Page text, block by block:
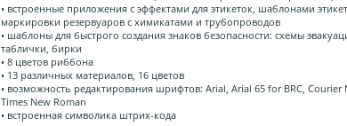
• встроенные приложения с эффектами для этикеток, шаблонами
маркировки резервуаров с химикатами и трубопроводов
• шаблоны для быстрого создания знаков безопасности: схемы
таблички, бирки
• 8 цветов риббона
• 13 различных материалов, 16 цветов
• возможность редактирования шрифтов: Arial, Arial 65 for BRC, Courier
Times New Roman
• встроенная символика штрих-кода